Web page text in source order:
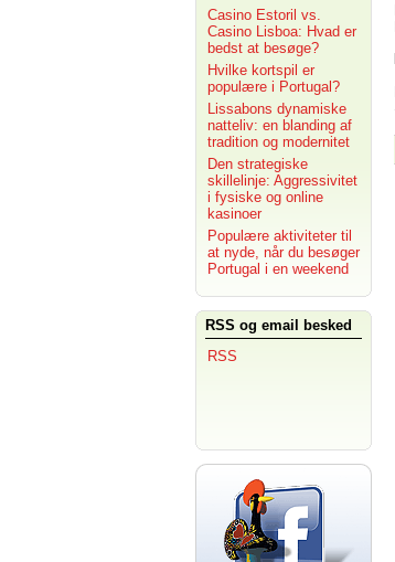
Casino Estoril vs.
Casino Lisboa: Hvad er
bedst at besøge?
Hvilke kortspil er
populære i Portugal?
Lissabons dynamiske
natteliv: en blanding af
tradition og modernitet
Den strategiske
skillelinje: Aggressivitet
i fysiske og online
kasinoer
Populære aktiviteter til
at nyde, når du besøger
Portugal i en weekend
RSS og email besked
RSS